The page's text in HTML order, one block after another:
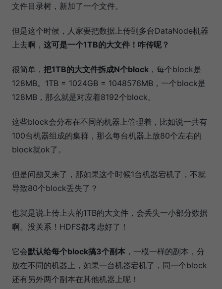
文件目录树，新加了一个文件。
但是这个时候，人家要把数据上传到多台DataNode机器
上去啊， 这可是一个1TB的大文件！咋传呢？
很简单， 把1TB的大文件拆成N个block ，每个block是
128MB。1TB = 1024GB = 1048576MB，一个block是
128MB，那么就是对应着8192个block。
这些block会分布在不同的机器上管理着，比如说一共有
100台机器组成的集群，那么每台机器上放80个左右的
block就ok了。
但是问题又来了，那如果这个时候1台机器宕机了，不就
导致80个block丢失了？
也就是说上传上去的1TB的大文件，会丢失一小部分数据
啊。没关系！HDFS都考虑好了！
它会默认给每个block搞3个副本 ，一模一样的副本，分
放在不同的机器上，如果一台机器宕机了，同一个block
还有另外两个副本在其他机器上呢！